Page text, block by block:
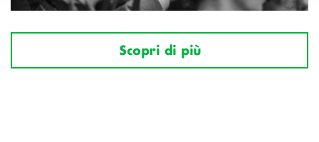
Scopri di più